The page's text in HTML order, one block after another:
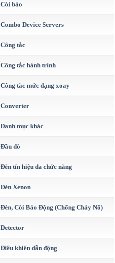
Còi báo
Combo Device Servers
Công tắc
Công tắc hành trình
Công tắc mức dạng xoay
Converter
Danh mục khác
Đầu dò
Đèn tín hiệu đa chức năng
Đèn Xenon
Đèn, Còi Báo Động (Chống Cháy Nổ)
Detector
Điều khiển dẫn động